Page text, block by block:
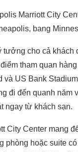
Marriott City
bang
tưởng cho cả khách
tham quan
và US Bank
đi đến quanh năm
ngay từ khách sạn.
City Center mang
phòng hoặc suite